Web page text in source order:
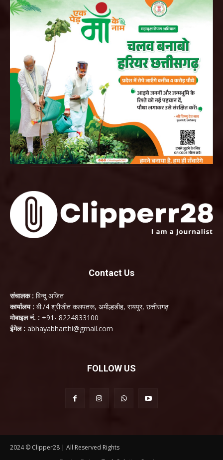
Contact Us
संचालक : बिन्दु अजित
कार्यालय : बी./4 श्रीजीत कलपतरू, अमील्हडीह, रायपुर, छत्तीसगढ़
मोबाइल नं. : +91- 8224833100
ईमेल : abhayabharthi@gmail.com
FOLLOW US
2024 © Clipper28 | All Reserved Rights